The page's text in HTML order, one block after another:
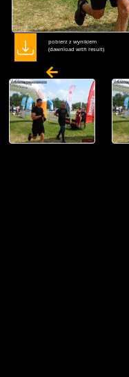
pobierz z wynikiem
(dawnload with result)